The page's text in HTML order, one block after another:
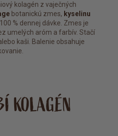
kolagén z vaječných
botanickú zmes, kyselinu
% dennej dávke. Zmes je
umelých aróm a farbív. Stačí
kaši. Balenie obsahuje
KOLAGÉN